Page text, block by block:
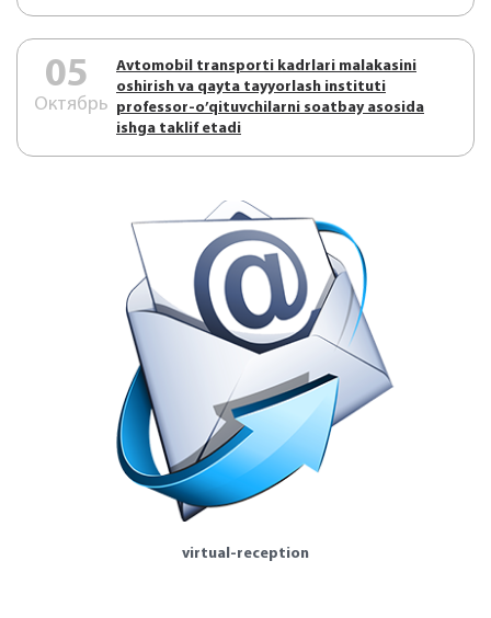
05
Октябрь
Аvtоmоbil trаnspоrti kаdrlаri mаlаkаsini
оshirish vа qаytа tаyyorlаsh instituti
prоfеssоr-o’qituvchilаrni sоаtbаy аsоsidа
ishgа tаklif etаdi
virtual-reception